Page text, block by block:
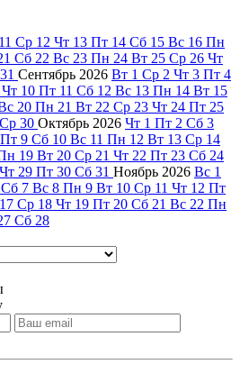
11 Ср 12 Чт 13 Пт 14 Сб 15 Вс 16 Пн
Сб 22 Вс 23 Пн 24 Вт 25 Ср 26 Чт
31 Сентябрь 2026 Вт 1 Ср 2 Чт 3 Пт 4
Чт 10 Пт 11 Сб 12 Вс 13 Пн 14 Вт 15
20 Пн 21 Вт 22 Ср 23 Чт 24 Пт 25
Ср 30 Октябрь 2026 Чт 1 Пт 2 Сб 3
Пт 9 Сб 10 Вс 11 Пн 12 Вт 13 Ср 14
19 Вт 20 Ср 21 Чт 22 Пт 23 Сб 24
Чт 29 Пт 30 Сб 31 Ноябрь 2026 Вс 1
Сб 7 Вс 8 Пн 9 Вт 10 Ср 11 Чт 12 Пт
17 Ср 18 Чт 19 Пт 20 Сб 21 Вс 22 Пн
Сб 28